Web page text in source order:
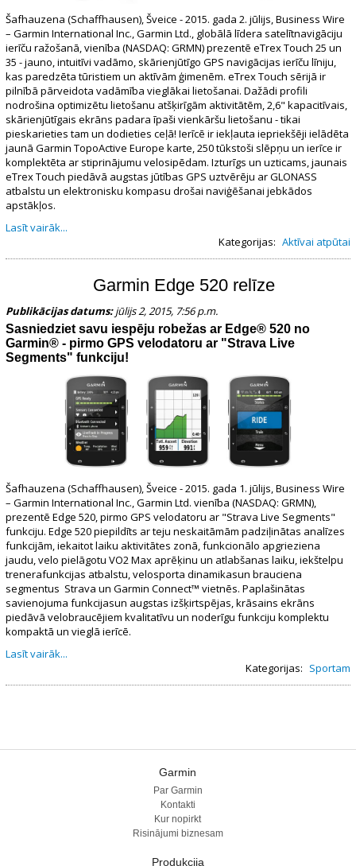
Šafhauzena (Schaffhausen), Šveice - 2015. gada 2. jūlijs, Business Wire
– Garmin International Inc., Garmin Ltd., globālā līdera satelītnavigāciju
ierīču ražošanā, vienība (NASDAQ: GRMN) prezentē eTrex Touch 25 un
35 - jauno, intuitīvi vadāmo, skārienjūtīgo GPS navigācijas ierīču līniju,
kas paredzēta tūristiem un aktīvām ģimenēm. eTrex Touch sērijā ir
pilnībā pārveidota vadāmība vieglākai lietošanai. Dažādi profili
nodrošina optimizētu lietošanu atšķirīgām aktivitātēm, 2,6" kapacitīvais,
skārienjūtīgais ekrāns padara īpaši vienkāršu lietošanu - tikai
pieskarieties tam un dodieties ceļā! Ierīcē ir iekļauta iepriekšēji ielādēta
jaunā Garmin TopoActive Europe karte, 250 tūkstoši slēpņu un ierīce ir
komplektēta ar stiprinājumu velosipēdam. Izturīgs un uzticams, jaunais
eTrex Touch piedāvā augstas jūtības GPS uztvērēju ar GLONASS
atbalstu un elektronisku kompasu drošai naviģēšanai jebkādos
apstākļos.
Lasīt vairāk...
Kategorijas: Aktīvai atpūtai
Garmin Edge 520 relīze
Publikācijas datums:jūlijs 2, 2015, 7:56 p.m.
Sasniedziet savu iespēju robežas ar Edge® 520 no
Garmin® - pirmo GPS velodatoru ar "Strava Live
Segments" funkciju!
Šafhauzena (Schaffhausen), Šveice - 2015. gada 1. jūlijs, Business Wire
– Garmin International Inc., Garmin Ltd. vienība (NASDAQ: GRMN),
prezentē Edge 520, pirmo GPS velodatoru ar "Strava Live Segments"
funkciju. Edge 520 piepildīts ar teju neskaitāmām padziļinātas analīzes
funkcijām, iekaitot laiku aktivitātes zonā, funkcionālo apgrieziena
jaudu, velo pielāgotu VO2 Max aprēķinu un atlabšanas laiku, iekštelpu
trenerafunkcijas atbalstu, velosporta dinamikasun brauciena
segmentus Strava un Garmin Connect™ vietnēs. Paplašinātas
savienojuma funkcijasun augstas izšķirtspējas, krāsains ekrāns
piedāvā velobraucējiem kvalitatīvu un noderīgu funkciju komplektu
kompaktā un vieglā ierīcē.
Lasīt vairāk...
Kategorijas: Sportam
Garmin
Par Garmin
Kontakti
Kur nopirkt
Risinājumi biznesam
Produkcija